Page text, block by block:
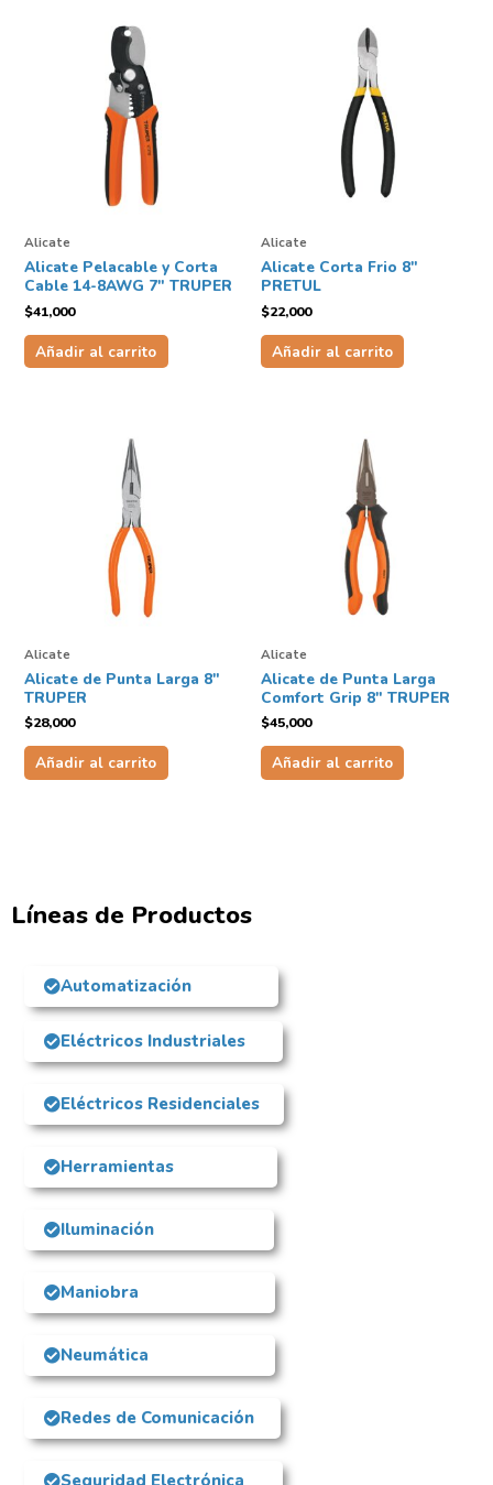
Alicate
Alicate Pelacable y Corta
Cable 14-8AWG 7″ TRUPER
$41,000
Añadir al carrito
Alicate
Alicate Corta Frio 8″
PRETUL
$22,000
Añadir al carrito
Alicate
Alicate de Punta Larga 8″
TRUPER
$28,000
Añadir al carrito
Alicate
Alicate de Punta Larga
Comfort Grip 8″ TRUPER
$45,000
Añadir al carrito
Líneas de Productos
Automatización
Eléctricos Industriales
Eléctricos Residenciales
Herramientas
Iluminación
Maniobra
Neumática
Redes de Comunicación